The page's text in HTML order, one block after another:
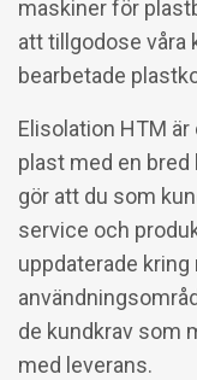
maskiner för
att tillgodose våra
bearbetade
Elisolation HTM
plast med en
gör att du som
service och
uppdaterade
de kundkrav som
med leverans.